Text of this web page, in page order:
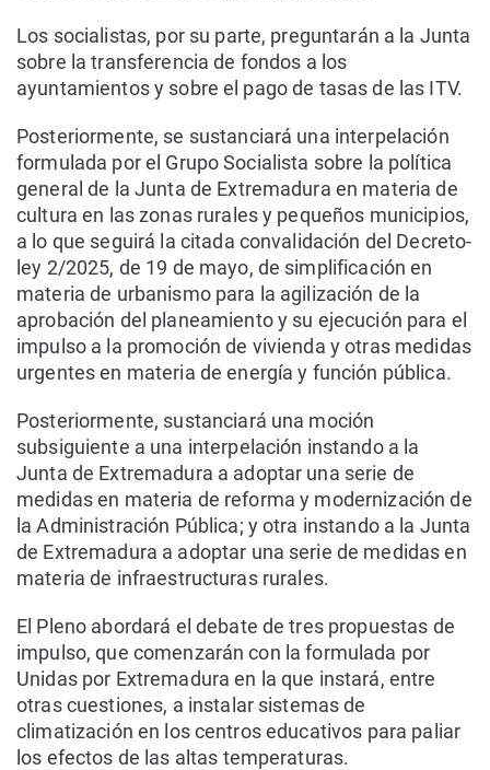
Los socialistas, por su parte, preguntarán a la Junta
sobre la transferencia de fondos a los
ayuntamientos y sobre el pago de tasas de las ITV.
Posteriormente, se sustanciará una interpelación
formulada por el Grupo Socialista sobre la política
general de la Junta de Extremadura en materia de
cultura en las zonas rurales y pequeños municipios,
a lo que seguirá la citada convalidación del Decreto-
ley 2/2025, de 19 de mayo, de simplificación en
materia de urbanismo para la agilización de la
aprobación del planeamiento y su ejecución para el
impulso a la promoción de vivienda y otras medidas
urgentes en materia de energía y función pública.
Posteriormente, sustanciará una moción
subsiguiente a una interpelación instando a la
Junta de Extremadura a adoptar una serie de
medidas en materia de reforma y modernización de
la Administración Pública; y otra instando a la Junta
de Extremadura a adoptar una serie de medidas en
materia de infraestructuras rurales.
El Pleno abordará el debate de tres propuestas de
impulso, que comenzarán con la formulada por
Unidas por Extremadura en la que instará, entre
otras cuestiones, a instalar sistemas de
climatización en los centros educativos para paliar
los efectos de las altas temperaturas.